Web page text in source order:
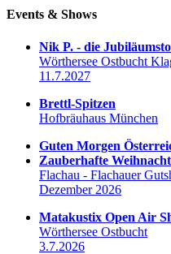
Events & Shows
Nik P. - die
Wörthersee Ostbucht
11.7.2027
Brettl-Spitzen
Hofbräuhaus München
Guten Morgen
Zauberhafte
Flachau - Flachauer
Dezember 2026
Matakustix Open Air
Wörthersee Ostbucht
3.7.2026